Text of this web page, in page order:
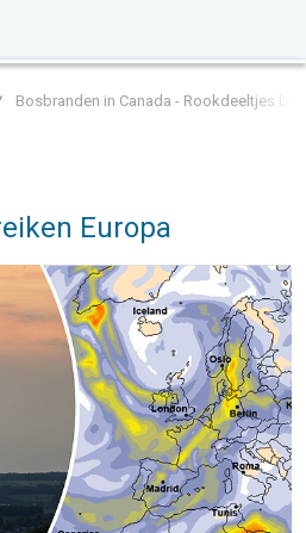
Bosbranden in Canada - Rookdeeltjes
Europa